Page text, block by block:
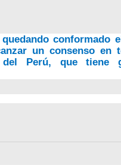
conformado
un consenso
Perú, que tiene